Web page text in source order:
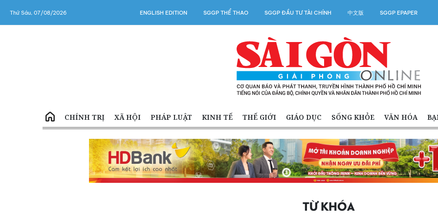
Thứ Sáu, 07/08/2026 ENGLISH EDITION SGGP THỂ THAO SGGP ĐẦU TƯ TÀI CHÍNH 中文版 SGGP EPAPER
CHÍNH TRỊ XÃ HỘI PHÁP LUẬT KINH TẾ THẾ GIỚI GIÁO DỤC SỐNG KHỎE VĂN HÓA
TỪ KHÓA